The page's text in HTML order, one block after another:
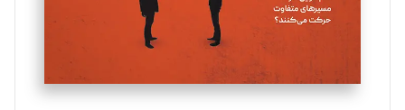
تحریریه
مصطفی مسجدی آرانی
تحریریه